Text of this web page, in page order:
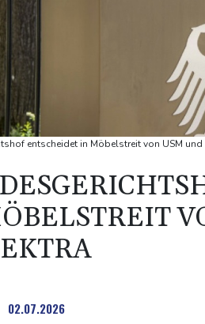
entscheidet in Möbelstreit von USM
02.07.2026